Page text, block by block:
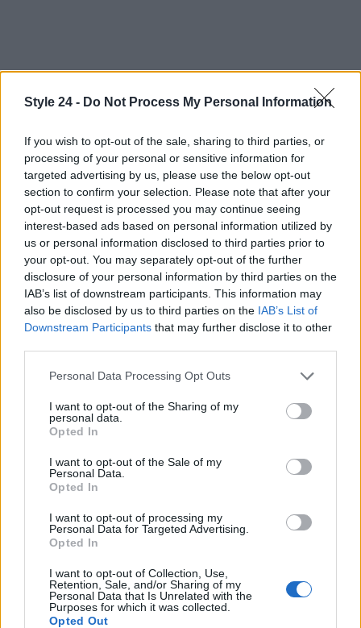
Style 24 - Do Not Process My Personal Information
If you wish to opt-out of the sale, sharing to third parties, or
processing of your personal or sensitive information for
targeted advertising by us, please use the below opt-out
section to confirm your selection. Please note that after your
opt-out request is processed you may continue seeing
interest-based ads based on personal information utilized by
us or personal information disclosed to third parties prior to
your opt-out. You may separately opt-out of the further
disclosure of your personal information by third parties on the
IAB’s list of downstream participants. This information may
also be disclosed by us to third parties on the IAB’s List of
Downstream Participants that may further disclose it to other
Please note that this website/app uses one or more Google
not limited to your visit or usage behaviour. You may click to
grant or deny consent to Google and its third-party tags to
use your data for below specified purposes in below Google
consent section.
Personal Data Processing Opt Outs
I want to opt-out of the Sharing of my
personal data.
Opted In
I want to opt-out of the Sale of my
Personal Data.
Opted In
I want to opt-out of processing my
Personal Data for Targeted Advertising.
Opted In
I want to opt-out of Collection, Use,
Retention, Sale, and/or Sharing of my
Personal Data that Is Unrelated with the
Purposes for which it was collected.
Opted Out
Staff
Continua a leggere
BELLEZZA